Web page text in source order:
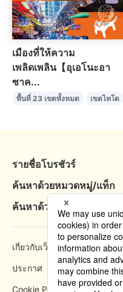
เมืองที่ให้ความ
เพลิดเพลิน【อุเอโนะอา
ซาค...
พื้นที่ 23 เขตทั้งหมด เขตไทโต
รายชื่อโบรชัวร์
ค้นหาด้วยหมวดหมู่/แท็ก
ค้นหาด้วยพื้นที่
เกี่ยวกับเว็บไซต์
ประกาศ
Cookie Policy